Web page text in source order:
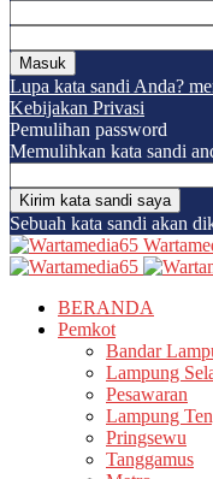
Lupa kata sandi Anda?
Kebijakan Privasi
Pemulihan password
Memulihkan kata sandi
Sebuah kata sandi akan
BERANDA
Pemkot
Bandar
Lampung
Pesawaran
Lampung
Pringsewu
Tanggamus